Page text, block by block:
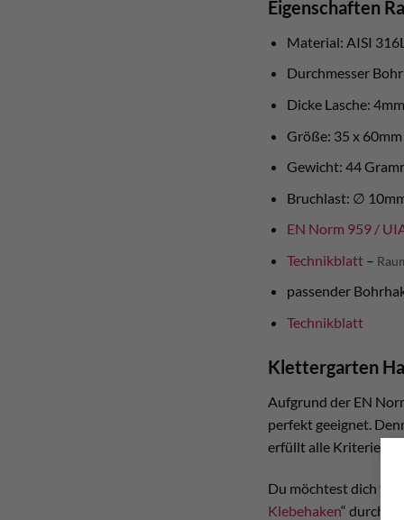
Eigenschaften
Material: AISI 316L
Durchmesser
Dicke Lasche: 4mm
Größe: 35 x 60mm
Gewicht: 44
Bruchlast: ∅
EN Norm 959 /
Technikblatt–
passender
Technikblatt
Klettergarten
Aufgrund der EN
perfekt geeignet.
erfüllt alle Kriterien,
Du möchtest dich
Klebehaken“ durch.